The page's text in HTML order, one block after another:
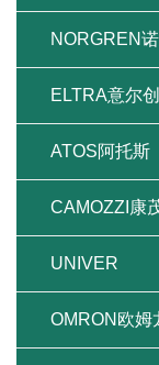
NORGREN
ELTRA意尔创
ATOS阿托斯
CAMOZZI康
UNIVER
OMRON欧姆